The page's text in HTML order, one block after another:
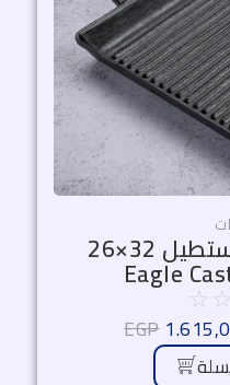
جريل حديد زهر مستطيل 32×26
EGP
هو:
1.900,00 EGP.
هو:
1.615,00 EGP.